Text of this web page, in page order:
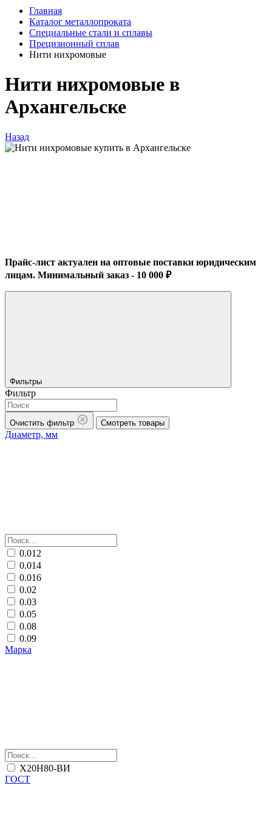
Главная
Каталог металлопроката
Специальные стали и сплавы
Прецизионный сплав
Нити нихромовые
Нити нихромовые в
Архангельске
Назад
Прайс-лист актуален на оптовые поставки юридическим
лицам. Минимальный заказ - 10 000 ₽
Фильтры
Фильтр
Очистить фильтр Смотреть товары
Диаметр, мм
0.012
0.014
0.016
0.02
0.03
0.05
0.08
0.09
Марка
Х20Н80-ВИ
ГОСТ